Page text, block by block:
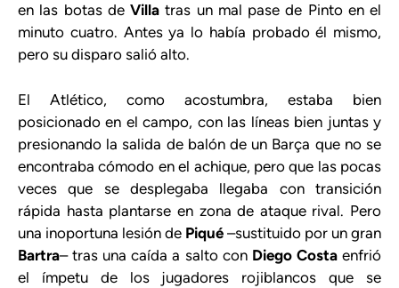
en las botas de Villa tras un mal pase de Pinto en el
minuto cuatro. Antes ya lo había probado él mismo,
pero su disparo salió alto.
El Atlético, como acostumbra, estaba bien
posicionado en el campo, con las líneas bien juntas y
presionando la salida de balón de un Barça que no se
encontraba cómodo en el achique, pero que las pocas
veces que se desplegaba llegaba con transición
rápida hasta plantarse en zona de ataque rival. Pero
una inoportuna lesión de Piqué –sustituido por un gran
Bartra– tras una caída a salto con Diego Costaenfrió
el ímpetu de los jugadores rojiblancos que se